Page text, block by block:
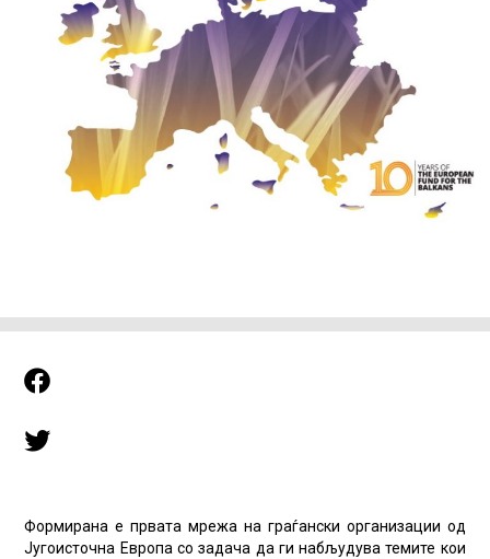
Формирана е првата мрежа на граѓански организации од
Југоисточна Европа со задача да ги набљудува темите кои